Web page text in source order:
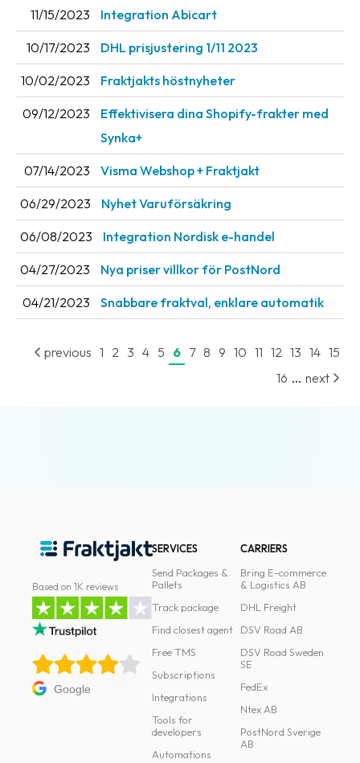
&
career
News
archive
Contact
Terms
Terms
and
conditions
dangerous
11/15/2023 Integration Abicart
10/17/2023 DHL prisjustering 1/11 2023
10/02/2023 Fraktjakts höstnyheter
09/12/2023
Effektivisera dina Shopify-frakter med
Synka+
07/14/2023 Visma Webshop + Fraktjakt
06/29/2023 Nyhet Varuförsäkring
06/08/2023 Integration Nordisk e-handel
04/27/2023 Nya priser villkor för PostNord
04/21/2023 Snabbare fraktval, enklare automatik
previous 1 2 3 4 5 6 7 8 9 10 11 12 13 14 15
16 ... next
Based on 1K reviews
Google
SERVICES
Send Packages &
Pallets
Track package
Find closest agent
Free TMS
Subscriptions
Integrations
Tools for
developers
Automations
CARRIERS
Bring E-commerce
& Logistics AB
DHL Freight
DSV Road AB
DSV Road Sweden
SE
FedEx
Ntex AB
PostNord Sverige
AB